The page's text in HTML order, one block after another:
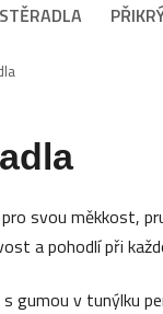
svou měkkost,
a pohodlí při
gumou v tunýlku